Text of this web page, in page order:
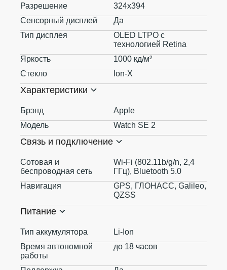
Разрешение
324х394
Сенсорный дисплей
Да
Тип дисплея
OLED LTPO с
технологией Retina
Яркость
1000 кд/ м²
Стекло
Ion-X
Характеристики
Брэнд
Apple
Модель
Watch SE 2
Связь и подключение
Сотовая и
беспроводная сеть
Wi-Fi (802.11b/ g/ n, 2,4
ГГц), Bluetooth 5.0
Навигация
GPS, ГЛОНАСС, Galileo,
QZSS
Питание
Тип аккумулятора
Li-Ion
Время автономной
работы
до 18 часов